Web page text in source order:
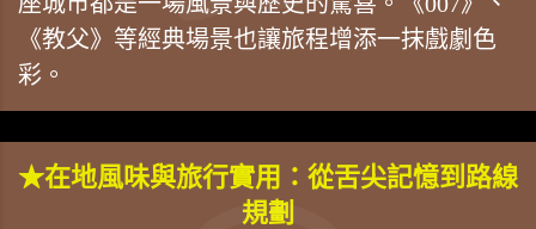
《教父》等經典場景也讓旅程增添一抹戲劇色
彩。
★在地風味與旅行實用：從舌尖記憶到路線
規劃